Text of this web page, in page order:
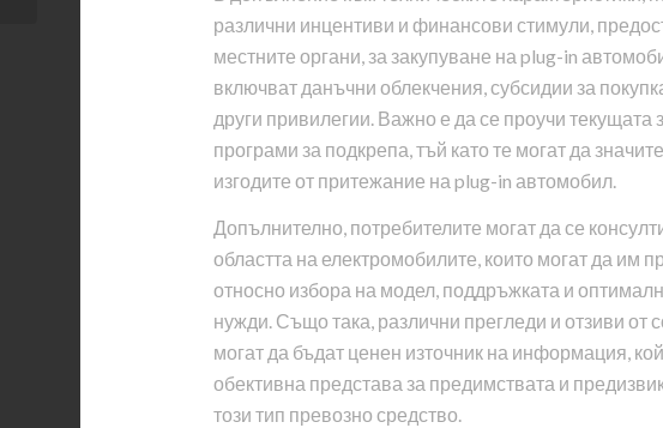
различни инцентиви и финансови стимули,
местните органи, за закупуване на plug-in
включват данъчни облекчения, субсидии за
други привилегии. Важно е да се проучи текущата
програми за подкрепа, тъй като те могат да
изгодите от притежание на plug-in автомобил.
Допълнително, потребителите могат да се
областта на електромобилите, които могат да им
относно избора на модел, поддръжката и
нужди. Също така, различни прегледи и отзиви от
могат да бъдат ценен източник на информация,
обективна представа за предимствата и
този тип превозно средство.